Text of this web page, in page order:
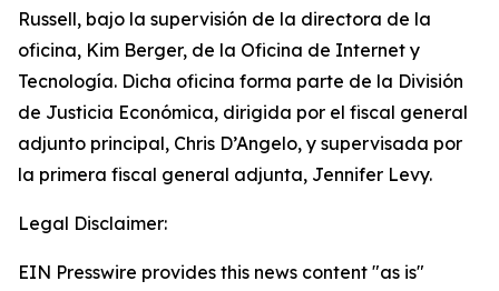
Russell, bajo la supervisión de la directora de la
oficina, Kim Berger, de la Oficina de Internet y
Tecnología. Dicha oficina forma parte de la División
de Justicia Económica, dirigida por el fiscal general
adjunto principal, Chris D’Angelo, y supervisada por
la primera fiscal general adjunta, Jennifer Levy.
Legal Disclaimer:
EIN Presswire provides this news content "as is"